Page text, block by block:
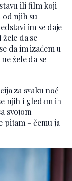
ili film koji
od njih su
im se daje
da se
da im izađem u
žele da se
za svaku noć
njih i gledam ih
svojom
pitam – čemu ja